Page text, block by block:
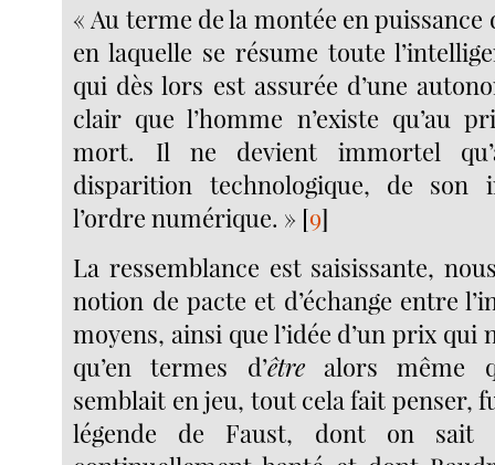
« Au terme de la montée en
en laquelle se résume toute
qui dès lors est assurée d’une
clair que l’homme n’existe qu’au
mort. Il ne devient immortel
disparition technologique, de son
l’ordre numérique. » [9]
La ressemblance est saisissante,
notion de pacte et d’échange entre
moyens, ainsi que l’idée d’un prix qui
qu’en termes d’êtrealors même
semblait en jeu, tout cela fait penser,
légende de Faust, dont on sait